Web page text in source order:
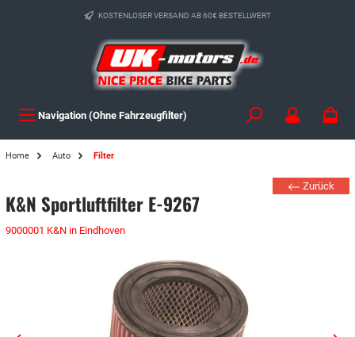
KOSTENLOSER VERSAND AB 60€ BESTELLWERT
Navigation (Ohne Fahrzeugfilter)
Home Auto Filter
Zurück
K&N Sportluftfilter E-9267
9000001 K&N in Eindhoven